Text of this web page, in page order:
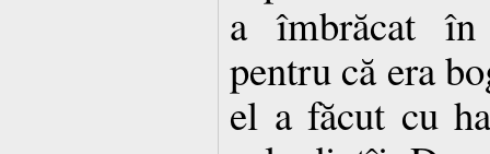
a îmbrăcat
pentru că era
el a făcut cu